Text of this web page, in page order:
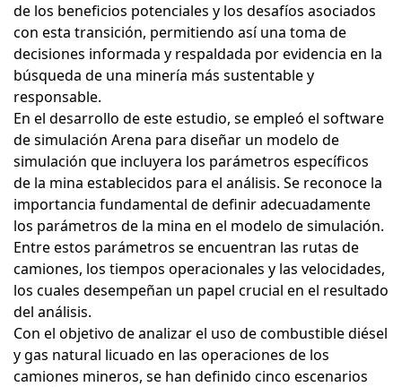
de los beneficios potenciales y los desafíos asociados
con esta transición, permitiendo así una toma de
decisiones informada y respaldada por evidencia en la
búsqueda de una minería más sustentable y
responsable.
En el desarrollo de este estudio, se empleó el software
de simulación Arena para diseñar un modelo de
simulación que incluyera los parámetros específicos
de la mina establecidos para el análisis. Se reconoce la
importancia fundamental de definir adecuadamente
los parámetros de la mina en el modelo de simulación.
Entre estos parámetros se encuentran las rutas de
camiones, los tiempos operacionales y las velocidades,
los cuales desempeñan un papel crucial en el resultado
del análisis.
Con el objetivo de analizar el uso de combustible diésel
y gas natural licuado en las operaciones de los
camiones mineros, se han definido cinco escenarios